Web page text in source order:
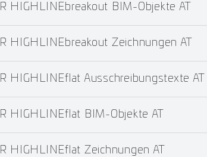
HIGHLINEbreakout BIM-Objekte AT
HIGHLINEbreakout Zeichnungen AT
HIGHLINEflat Ausschreibungstexte AT
HIGHLINEflat BIM-Objekte AT
HIGHLINEflat Zeichnungen AT